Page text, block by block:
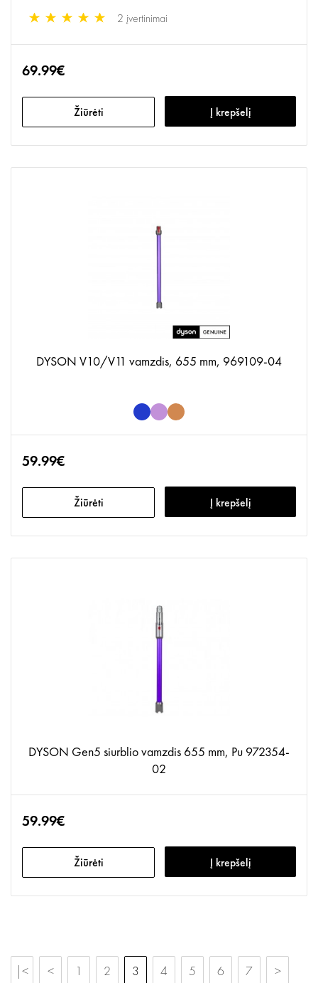
2 įvertinimai
69.99€
Žiūrėti Į krepšelį
DYSON V10/V11 vamzdis, 655 mm, 969109-04
59.99€
Žiūrėti Į krepšelį
DYSON Gen5 siurblio vamzdis 655 mm, Pu 972354-
02
59.99€
Žiūrėti Į krepšelį
|< < 1 2 3 4 5 6 7 >